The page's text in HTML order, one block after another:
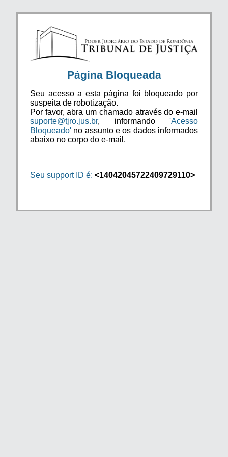
Página Bloqueada
Seu acesso a esta página foi bloqueado por
suspeita de robotização.
Por favor, abra um chamado através do e-mail
suporte@tjro.jus.br, informando 'Acesso
Bloqueado' no assunto e os dados informados
abaixo no corpo do e-mail.
Seu support ID é: <14042045722409729110>